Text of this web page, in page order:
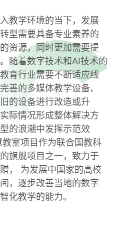
教学环境的当下，发展
型需要具备专业素养的
资源，同时更加需要提
随着数字技术和AI技术的
育行业需要不断适应线
善的多媒体教学设备、
的设备进行改造或升
际情况形成整体解决方
的浪潮中发挥示范效
室项目作为联合国教科
旗舰项目之一，致力于
， 为发展中国家的高校
，逐步改善当地的数字
化教学的能力。